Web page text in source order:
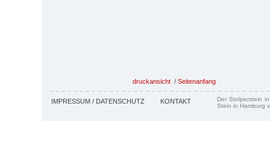
druckansicht / Seitenanfang
IMPRESSUM / DATENSCHUTZ KONTAKT
Der Stolperstein
Stein in Hamburg